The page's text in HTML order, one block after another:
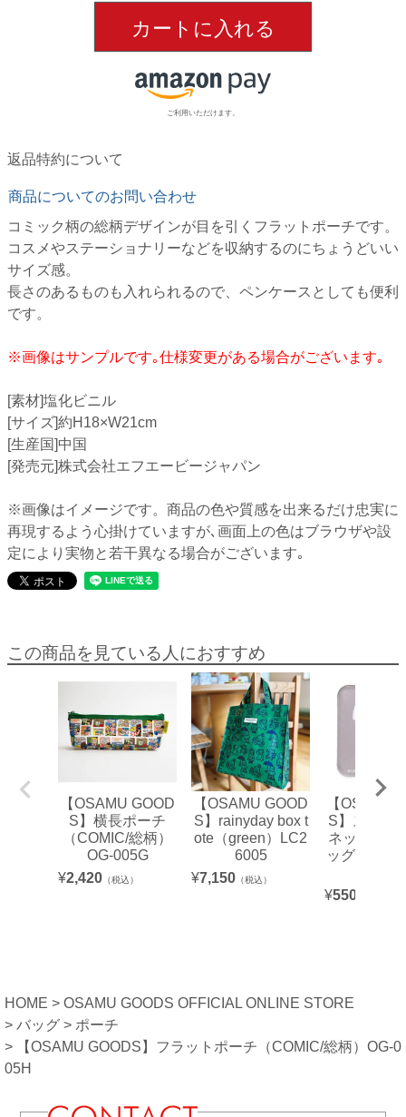
カートに入れる
ご利用いただけます。
返品特約について
商品についてのお問い合わせ
コミック柄の総柄デザインが目を引くフラットポーチです。
コスメやステーショナリーなどを収納するのにちょうどいい
サイズ感。
長さのあるものも入れられるので、ペンケースとしても便利
です。
※画像はサンプルです｡仕様変更がある場合がございます｡
[素材]塩化ビニル
[サイズ]約H18×W21cm
[生産国]中国
[発売元]株式会社エフエービージャパン
※画像はイメージです。商品の色や質感を出来るだけ忠実に
再現するよう心掛けていますが､画面上の色はブラウザや設
定により実物と若干異なる場合がございます｡
この商品を見ている人におすすめ
【OSAMU GOOD
S】横長ポーチ
（COMIC/総柄）
OG-005G
¥2,420 （税込）
【OSAMU GOOD
S】rainyday box t
ote（green）LC2
6005
¥7,150 （税込）
【OSAMU
S】スクエ
ネット（
ッグ）【航
¥550
HOME
OSAMU GOODS OFFICIAL ONLINE STORE
バッグ
ポーチ
【OSAMU GOODS】フラットポーチ（COMIC/総柄）OG-0
05H